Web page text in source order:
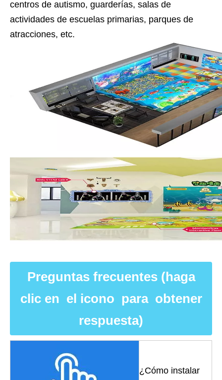
centros de autismo, guarderías, salas de
actividades de escuelas primarias, parques de
atracciones, etc.
Preguntas frecuentes (haga
clic en el icono para obtener
respuesta)
¿Cómo instalar